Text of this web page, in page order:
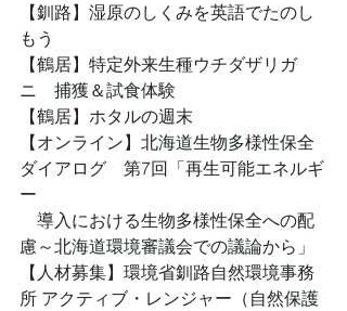
【釧路】湿原のしくみを英語でたのし
もう
【鶴居】特定外来生種ウチダザリガ
ニ　捕獲＆試食体験
【鶴居】ホタルの週末
【オンライン】北海道生物多様性保全
ダイアログ　第7回「再生可能エネルギ
ー
導入における生物多様性保全への配
慮～北海道環境審議会での議論から」
【人材募集】環境省釧路自然環境事務
所 アクティブ・レンジャー（自然保護